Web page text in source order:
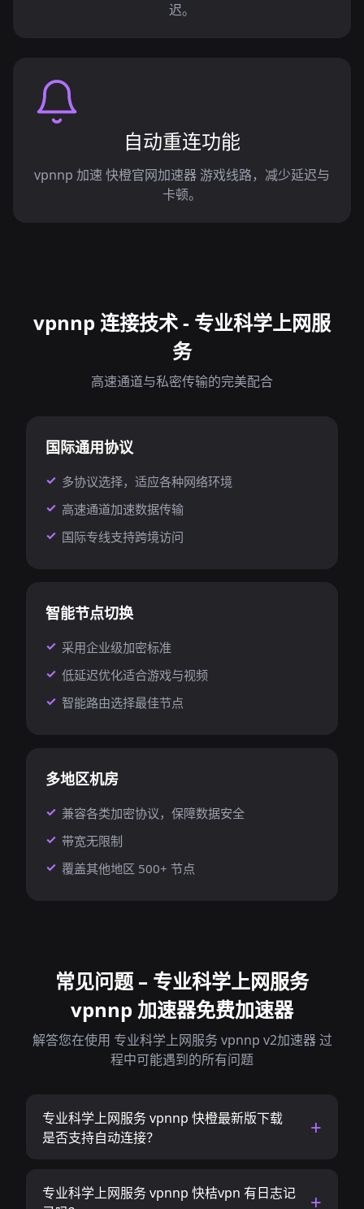
迟。
自动重连功能
vpnnp 加速 快橙官网加速器 游戏线路，减少延迟与
卡顿。
vpnnp 连接技术 - 专业科学上网服
务
高速通道与私密传输的完美配合
国际通用协议
多协议选择，适应各种网络环境
高速通道加速数据传输
国际专线支持跨境访问
智能节点切换
采用企业级加密标准
低延迟优化适合游戏与视频
智能路由选择最佳节点
多地区机房
兼容各类加密协议，保障数据安全
带宽无限制
覆盖其他地区 500+ 节点
常见问题 – 专业科学上网服务
vpnnp 加速器免费加速器
解答您在使用 专业科学上网服务 vpnnp v2加速器 过
程中可能遇到的所有问题
专业科学上网服务 vpnnp 快橙最新版下载
是否支持自动连接？
专业科学上网服务 vpnnp 快桔vpn 有日志记